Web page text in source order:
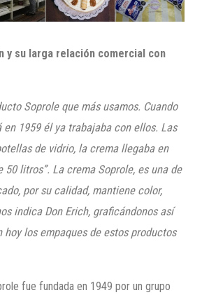
y su larga relación comercial con
Soprole que más usamos. Cuando
en 1959 él ya trabajaba con ellos. Las
de vidrio, la crema llegaba en
50 litros”. La crema Soprole, es una de
por su calidad, mantiene color,
indica Don Erich, graficándonos así
hoy los empaques de estos productos
fue fundada en 1949 por un grupo